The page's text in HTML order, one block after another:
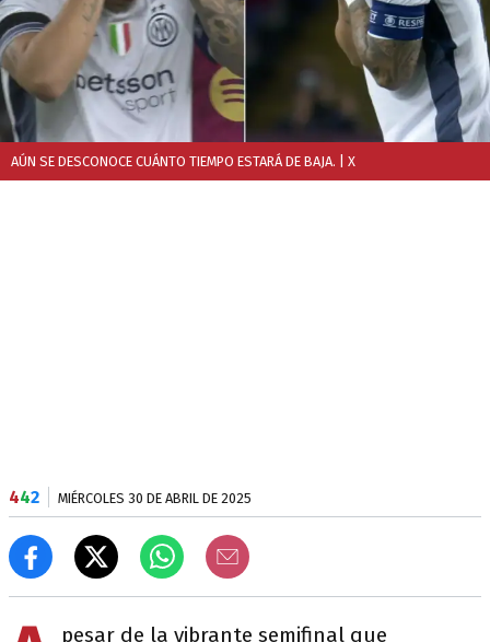
AÚN SE DESCONOCE CUÁNTO TIEMPO ESTARÁ DE BAJA. | X
442 MIÉRCOLES 30 DE ABRIL DE 2025
pesar de la vibrante semifinal que